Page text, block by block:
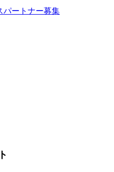
パートナー募集